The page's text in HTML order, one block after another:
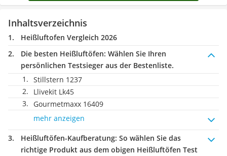
Inhaltsverzeichnis
Heißluftofen Vergleich 2026
Die besten Heißluftöfen: Wählen Sie Ihren
persönlichen Testsieger aus der Bestenliste.
Stillstern 1237
Llivekit Lk45
Gourmetmaxx 16409
mehr anzeigen
Heißluftöfen-Kaufberatung: So wählen Sie das
richtige Produkt aus dem obigen Heißluftöfen Test